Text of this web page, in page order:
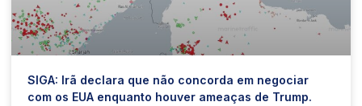
SIGA: Irã declara que não concorda em negociar
com os EUA enquanto houver ameaças de Trump.